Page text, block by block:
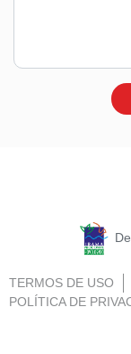
TERMOS DE USO
POLÍTICA DE